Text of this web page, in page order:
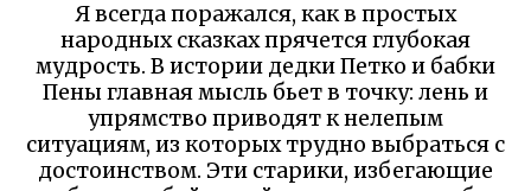
Я всегда поражался, как в простых
народных сказках прячется глубокая
мудрость. В истории дедки Петко и бабки
Пены главная мысль бьет в точку: лень и
упрямство приводят к нелепым
ситуациям, из которых трудно выбраться с
достоинством. Эти старики, избегающие